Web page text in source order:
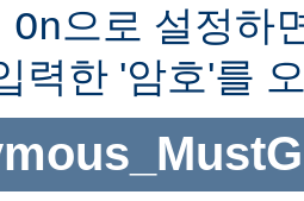
On으로 설정하
력한 '암호'를